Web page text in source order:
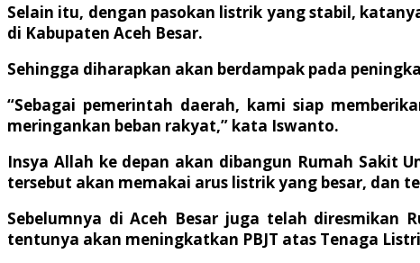
Selain itu, dengan pasokan listrik yang stabil,
di Kabupaten Aceh Besar.
Sehingga diharapkan akan berdampak pada
“Sebagai pemerintah daerah, kami siap
meringankan beban rakyat,” kata Iswanto.
Insya Allah ke depan akan dibangun Rumah Sakit
tersebut akan memakai arus listrik yang besar, dan
Sebelumnya di Aceh Besar juga telah diresmikan
tentunya akan meningkatkan PBJT atas Tenaga